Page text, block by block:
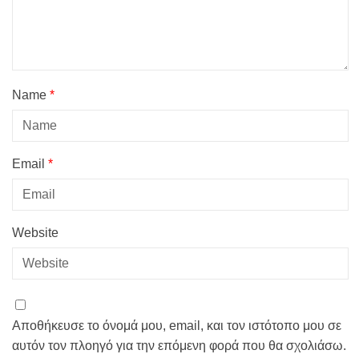
Name *
Email *
Website
Αποθήκευσε το όνομά μου, email, και τον ιστότοπο μου σε
αυτόν τον πλοηγό για την επόμενη φορά που θα σχολιάσω.